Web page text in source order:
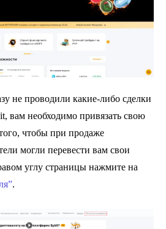
не проводили какие-либо сделки
вам необходимо привязать свою
чтобы при продаже
могли перевести вам свои
углу страницы нажмите на
.